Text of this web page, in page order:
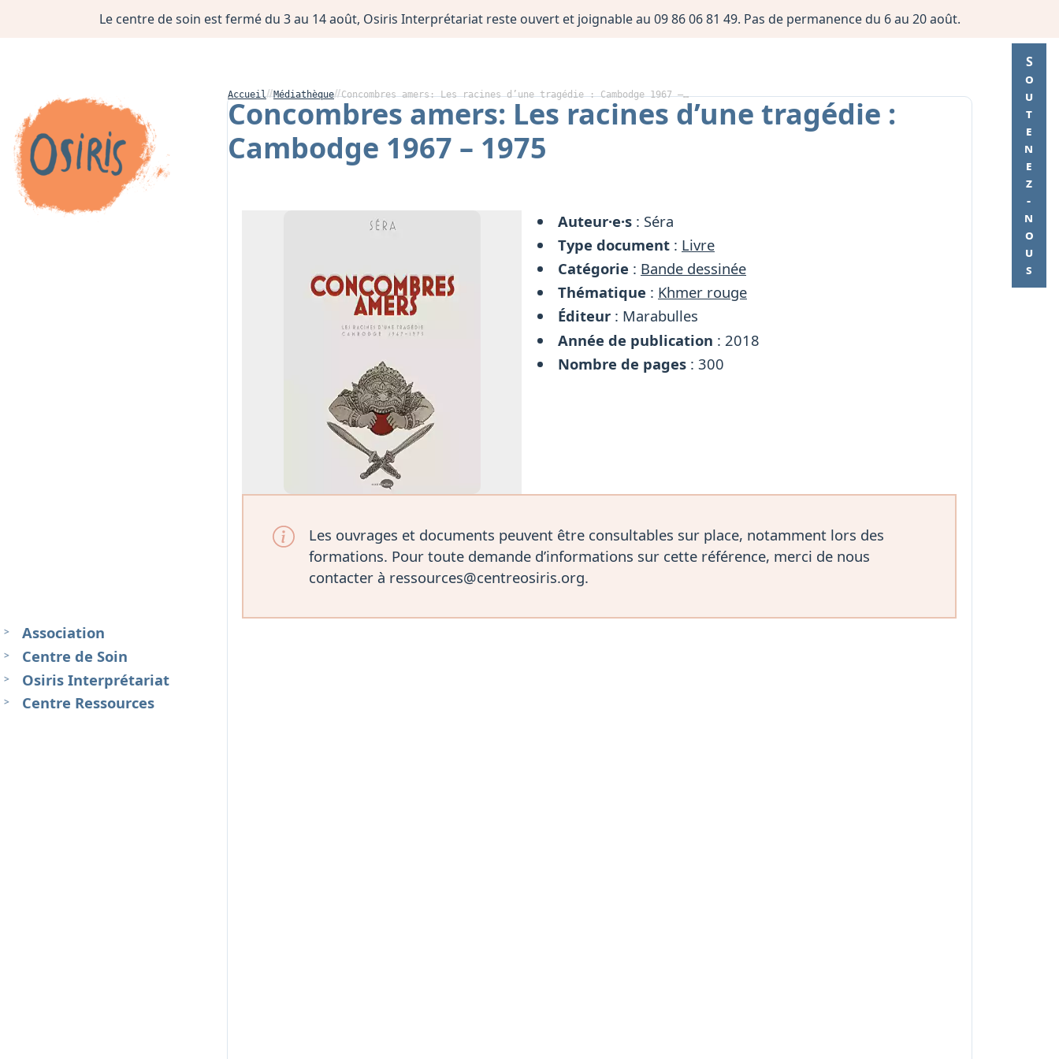
Le centre de soin est fermé du 3 au 14 août, Osiris Interprétariat reste ouvert et joignable au 09 86 06 81 49. Pas de permanence du 6 au 20 août.
Soutenez-nous
Association
Centre de Soin
Osiris Interprétariat
Centre Ressources
Accueil Médiathèque Concombres amers: Les racines d’une tragédie : Cambodge 1967 –…
Concombres amers: Les racines d’une tragédie :
Cambodge 1967 – 1975
Auteur·e·s : Séra
Type document : Livre
Catégorie : Bande dessinée
Thématique : Khmer rouge
Éditeur : Marabulles
Année de publication : 2018
Nombre de pages : 300
Les ouvrages et documents peuvent être consultables sur place, notamment lors des
formations. Pour toute demande d’informations sur cette référence, merci de nous
contacter à ressources@centreosiris.org.